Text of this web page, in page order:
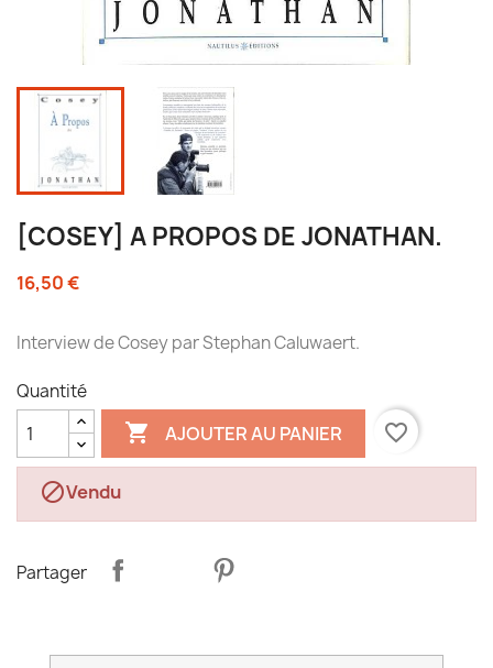
[COSEY] A PROPOS DE JONATHAN.
16,50 €
Interview de Cosey par Stephan Caluwaert.
Quantité
 AJOUTER AU PANIER favorite_border
Vendu
Partager